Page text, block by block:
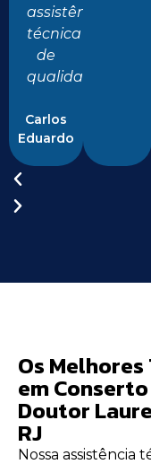
assistência
técnica
de
qualidade!"
Carlos
Eduardo
Os
em
Doutor
RJ
Nossa assistência